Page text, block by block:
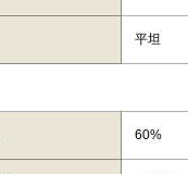
平坦
60%